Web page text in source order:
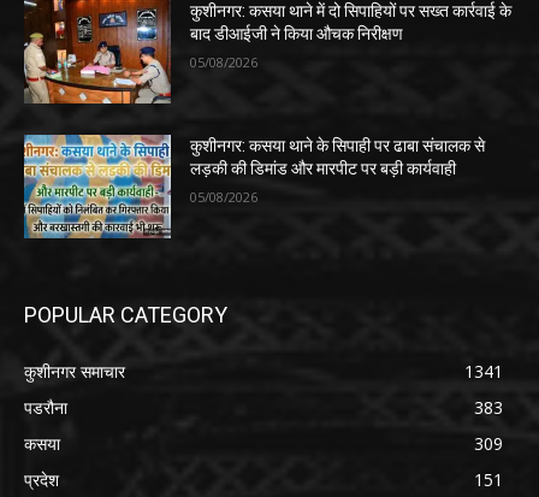
कुशीनगर: कसया थाने में दो सिपाहियों पर सख्त कार्रवाई के
बाद डीआईजी ने किया औचक निरीक्षण
05/08/2026
कुशीनगर: कसया थाने के सिपाही पर ढाबा संचालक से
लड़की की डिमांड और मारपीट पर बड़ी कार्यवाही
05/08/2026
POPULAR CATEGORY
कुशीनगर समाचार
1341
पडरौना
383
कसया
309
प्रदेश
151